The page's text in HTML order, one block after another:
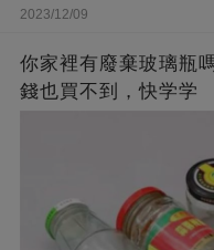
2023/12/09
你家裡有廢棄玻璃瓶
錢也買不到，快学学